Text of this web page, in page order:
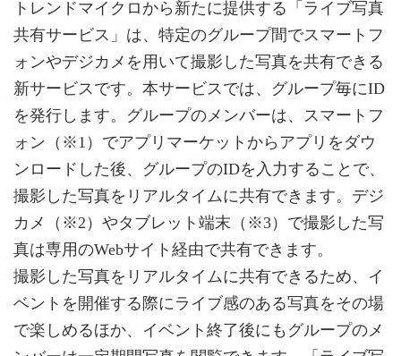
トレンドマイクロから新たに提供する「ライブ写真
共有サービス」は、特定のグループ間でスマートフ
ォンやデジカメを用いて撮影した写真を共有できる
新サービスです。本サービスでは、グループ毎にID
を発行します。グループのメンバーは、スマートフ
ォン（※1）でアプリマーケットからアプリをダウ
ンロードした後、グループのIDを入力することで、
撮影した写真をリアルタイムに共有できます。デジ
カメ（※2）やタブレット端末（※3）で撮影した写
真は専用のWebサイト経由で共有できます。
撮影した写真をリアルタイムに共有できるため、イ
ベントを開催する際にライブ感のある写真をその場
で楽しめるほか、イベント終了後にもグループのメ